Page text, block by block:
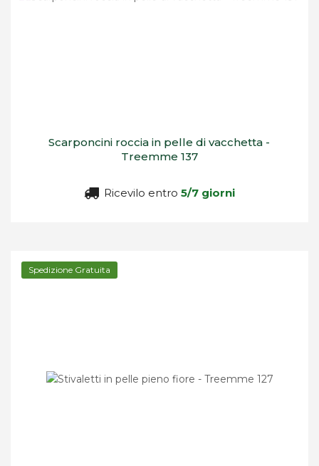
Scarponcini roccia in pelle di vacchetta -
Treemme 137
Ricevilo entro 5/7 giorni
Spedizione Gratuita